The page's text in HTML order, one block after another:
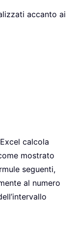
accanto ai
calcola
mostrato
seguenti,
al numero